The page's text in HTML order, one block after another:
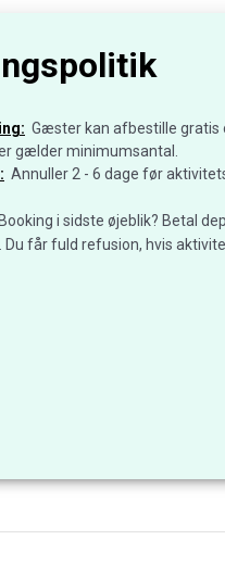
Gæster kan afbestille gratis
gælder minimumsantal.
Annuller 2 - 6 dage før
Booking i sidste øjeblik? Betal
får fuld refusion, hvis